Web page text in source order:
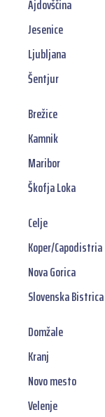
Ajdovščina
Jesenice
Ljubljana
Šentjur
Brežice
Kamnik
Maribor
Škofja Loka
Celje
Koper/Capodistria
Nova Gorica
Slovenska Bistrica
Domžale
Kranj
Novo mesto
Velenje